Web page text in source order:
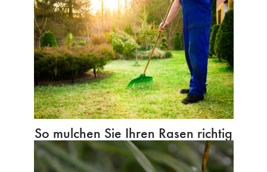
So mulchen Sie Ihren Rasen richtig